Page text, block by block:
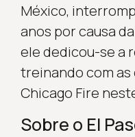
México,
anos por causa
ele dedicou-se a
treinando com
Chicago Fire
Sobre o El